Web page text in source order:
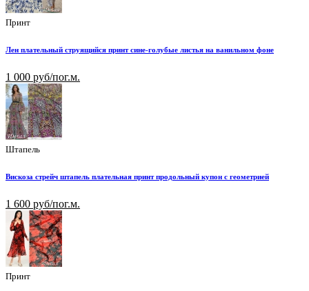
Принт
Лен плательный струящийся принт сине-голубые листья на ванильном фоне
1 000 руб/пог.м.
Штапель
Вискоза стрейч штапель плательная принт продольный купон с геометрией
1 600 руб/пог.м.
Принт